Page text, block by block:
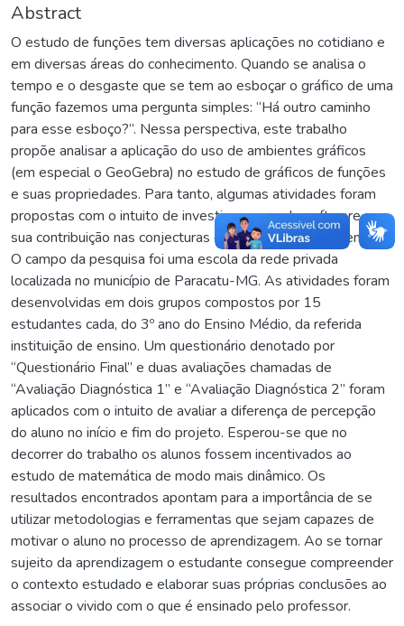
Abstract
O estudo de funções tem diversas aplicações no cotidiano e
em diversas áreas do conhecimento. Quando se analisa o
tempo e o desgaste que se tem ao esboçar o gráfico de uma
função fazemos uma pergunta simples: “Há outro caminho
para esse esboço?”. Nessa perspectiva, este trabalho
propõe analisar a aplicação do uso de ambientes gráficos
(em especial o GeoGebra) no estudo de gráficos de funções
e suas propriedades. Para tanto, algumas atividades foram
propostas com o intuito de investigar o uso do software e
sua contribuição nas conjecturas de soluções de problemas.
O campo da pesquisa foi uma escola da rede privada
localizada no município de Paracatu-MG. As atividades foram
desenvolvidas em dois grupos compostos por 15
estudantes cada, do 3º ano do Ensino Médio, da referida
instituição de ensino. Um questionário denotado por
“Questionário Final” e duas avaliações chamadas de
“Avaliação Diagnóstica 1” e “Avaliação Diagnóstica 2” foram
aplicados com o intuito de avaliar a diferença de percepção
do aluno no início e fim do projeto. Esperou-se que no
decorrer do trabalho os alunos fossem incentivados ao
estudo de matemática de modo mais dinâmico. Os
resultados encontrados apontam para a importância de se
utilizar metodologias e ferramentas que sejam capazes de
motivar o aluno no processo de aprendizagem. Ao se tornar
sujeito da aprendizagem o estudante consegue compreender
o contexto estudado e elaborar suas próprias conclusões ao
associar o vivido com o que é ensinado pelo professor.